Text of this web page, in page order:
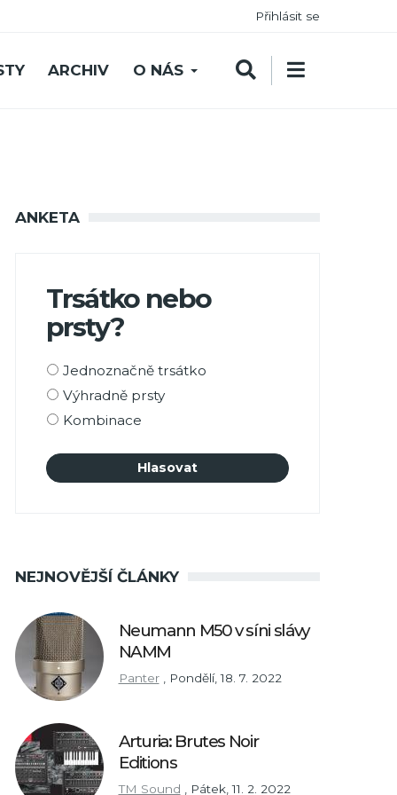
Přihlásit se
ARCHIV O NÁS
ANKETA
Trsátko nebo
prsty?
Možnosti
výběru
Jednoznačně trsátko
Výhradně prsty
Kombinace
NEJNOVĚJŠÍ ČLÁNKY
Neumann M50 v síni slávy
NAMM
Panter Pondělí, 18. 7. 2022
Arturia: Brutes Noir
Editions
TM Sound , Pátek, 11. 2. 2022